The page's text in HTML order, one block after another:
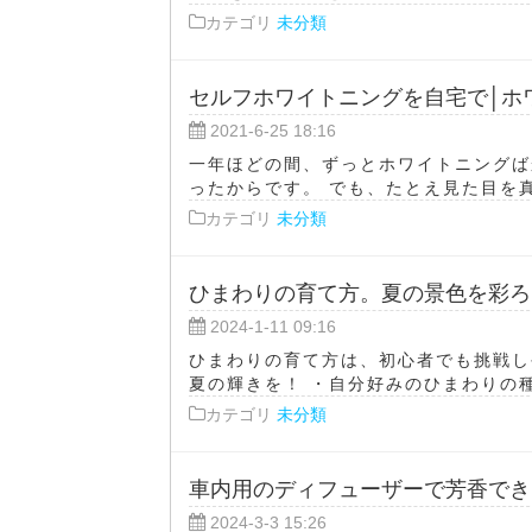
カテゴリ 未分類
セルフホワイトニングを自宅で│
2021-6-25 18:16
一年ほどの間、ずっとホワイトニング
ったからです。 でも、たとえ見た目を
カテゴリ 未分類
ひまわりの育て方。夏の景色を彩
2024-1-11 09:16
ひまわりの育て方は、初心者でも挑戦
夏の輝きを！ ・自分好みのひまわりの
カテゴリ 未分類
車内用のディフューザーで芳香で
2024-3-3 15:26